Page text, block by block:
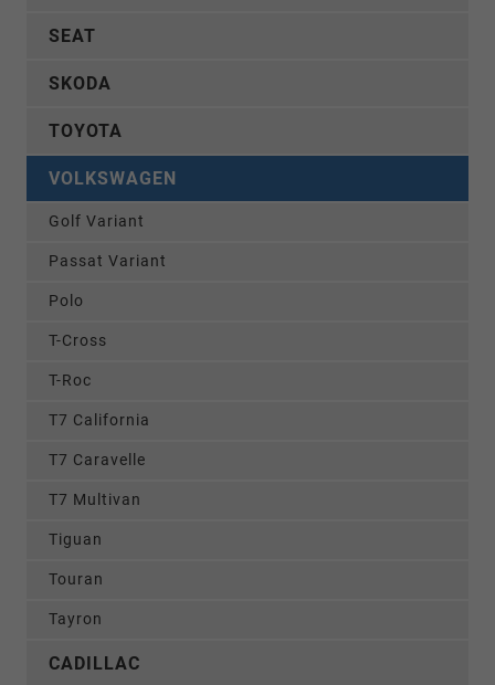
SEAT
SKODA
TOYOTA
VOLKSWAGEN
Golf Variant
Passat Variant
Polo
T-Cross
T-Roc
T7 California
T7 Caravelle
T7 Multivan
Tiguan
Touran
Tayron
CADILLAC